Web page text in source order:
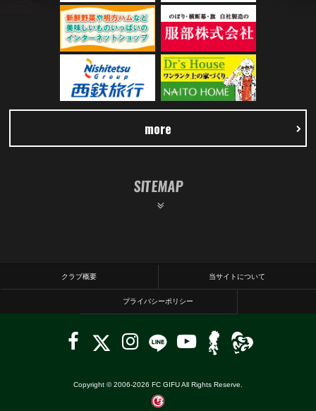
more
SITEMAP
クラブ概要 当サイトについて
プライバシーポリシー
Copyright © 2006-2026 FC GIFU All Rights Reserve.